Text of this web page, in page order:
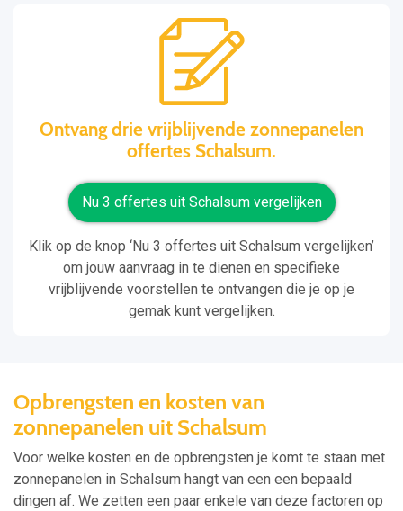
Ontvang drie vrijblijvende zonnepanelen
offertes Schalsum.
Nu 3 offertes uit Schalsum vergelijken
Klik op de knop ‘Nu 3 offertes uit Schalsum vergelijken’
om jouw aanvraag in te dienen en specifieke
vrijblijvende voorstellen te ontvangen die je op je
gemak kunt vergelijken.
Opbrengsten en kosten van
zonnepanelen uit Schalsum
Voor welke kosten en de opbrengsten je komt te staan met
zonnepanelen in Schalsum hangt van een een bepaald
dingen af. We zetten een paar enkele van deze factoren op